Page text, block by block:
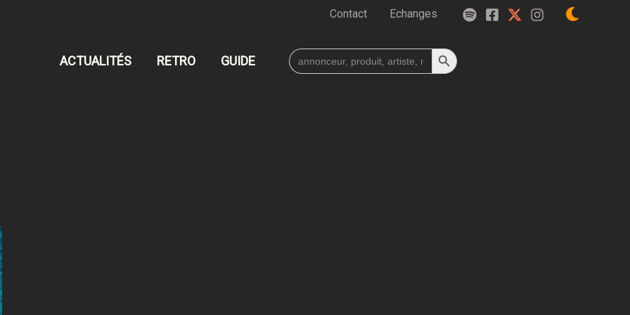
Contact Echanges
ACTUALITÉS RETRO GUIDE
Search
for:
Search Button